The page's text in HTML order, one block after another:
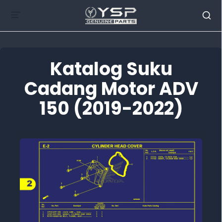
Katalog Suku
Cadang Motor ADV
150 (2019-2022)